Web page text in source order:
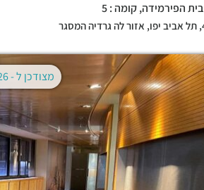
בית הפירמידה, קומה : 5
תל אביב יפו, אזור לה גרדיה המסגר
מצודכן ל -